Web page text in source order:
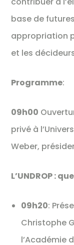
base de
appropriation
et les
Programme:
09h00
privé à
Weber,
L’UNDROP :
09h20:
Christophe
l’Académie